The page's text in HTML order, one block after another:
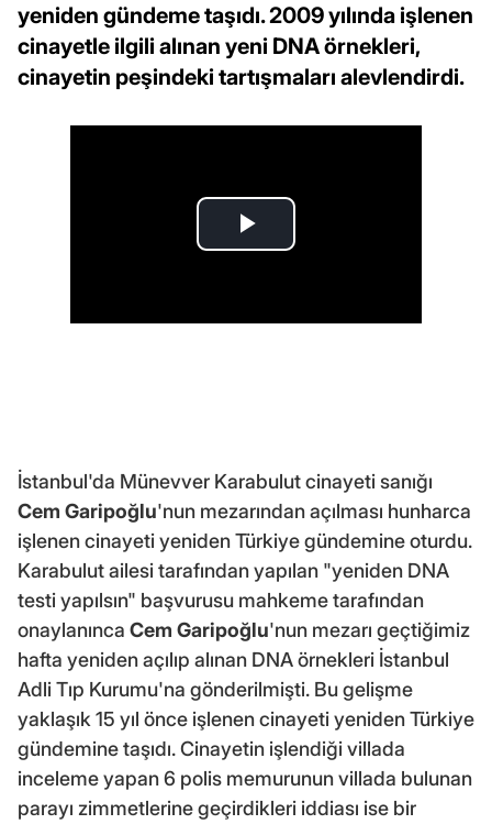
yeniden gündeme taşıdı. 2009 yılında işlenen
cinayetle ilgili alınan yeni DNA örnekleri,
cinayetin peşindeki tartışmaları alevlendirdi.
İstanbul'da Münevver Karabulut cinayeti sanığı
Cem Garipoğlu'nun mezarından açılması hunharca
işlenen cinayeti yeniden Türkiye gündemine oturdu.
Karabulut ailesi tarafından yapılan "yeniden DNA
testi yapılsın" başvurusu mahkeme tarafından
onaylanınca Cem Garipoğlu'nun mezarı geçtiğimiz
hafta yeniden açılıp alınan DNA örnekleri İstanbul
Adli Tıp Kurumu'na gönderilmişti. Bu gelişme
yaklaşık 15 yıl önce işlenen cinayeti yeniden Türkiye
gündemine taşıdı. Cinayetin işlendiği villada
inceleme yapan 6 polis memurunun villada bulunan
parayı zimmetlerine geçirdikleri iddiası ise bir